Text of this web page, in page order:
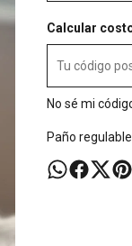
Calcular
No sé mi
Paño